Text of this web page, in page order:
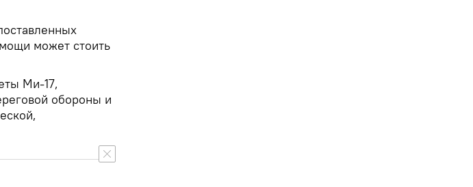
может стоить
Ми-17,
обороны и